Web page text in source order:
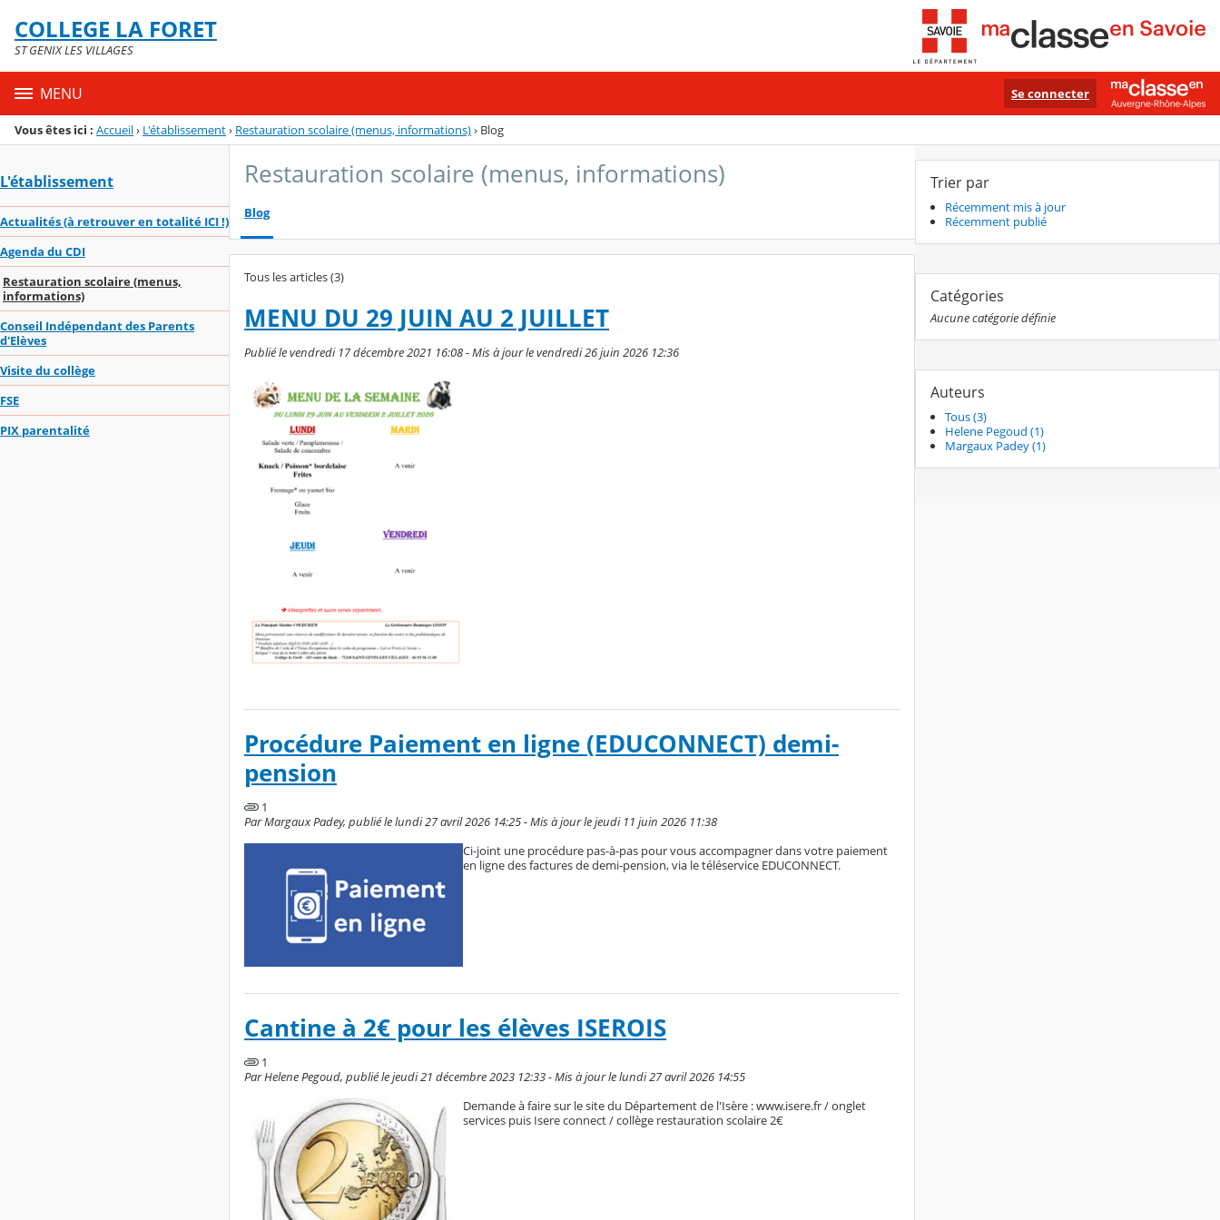
Menu de la rubrique
Contenu
COLLEGE LA FORET
ST GENIX LES VILLAGES
MENU Se connecter
Vous êtes ici : Accueil› L'établissement› Restauration scolaire (menus, informations)› Blog
L'établissement
Actualités (à retrouver en totalité ICI !)
Agenda du CDI
Restauration scolaire (menus,
informations)
Conseil Indépendant des Parents
d'Elèves
Visite du collège
FSE
PIX parentalité
Restauration scolaire (menus, informations)
Blog
Tous les articles (3)
MENU DU 29 JUIN AU 2 JUILLET
Publié le vendredi 17 décembre 2021 16:08 - Mis à jour le vendredi 26 juin 2026 12:36
Procédure Paiement en ligne (EDUCONNECT) demi-
pension
1
Par Margaux Padey, publié le lundi 27 avril 2026 14:25 - Mis à jour le jeudi 11 juin 2026 11:38
Ci-joint une procédure pas-à-pas pour vous accompagner dans votre paiement
en ligne des factures de demi-pension, via le téléservice EDUCONNECT.
Cantine à 2€ pour les élèves ISEROIS
1
Par Helene Pegoud, publié le jeudi 21 décembre 2023 12:33 - Mis à jour le lundi 27 avril 2026 14:55
Demande à faire sur le site du Département de l'Isère : www.isere.fr / onglet
services puis Isere connect / collège restauration scolaire 2€
Trier par
Récemment mis à jour
Récemment publié
Catégories
Aucune catégorie définie
Auteurs
Tous (3)
Helene Pegoud (1)
Margaux Padey (1)